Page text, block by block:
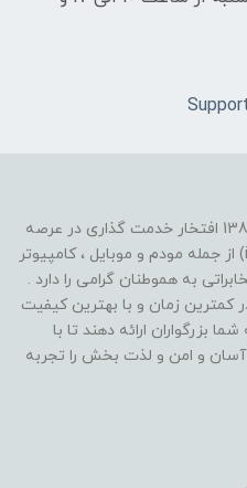
فروشگاه موبایل آی تی تل از سال 1380 افتخار خدمت گذاری در عرصه
تولید و توزیع محصولات آی تی (i.T) از جمله مودم و موبایل ، کامپیوتر
به هموطنان گرامی را دارد .
کمترین زمان و با بهترین کیفیت
بزرگواران ارائه دهند تا با
آسان و امن و لذت بخش را تجربه